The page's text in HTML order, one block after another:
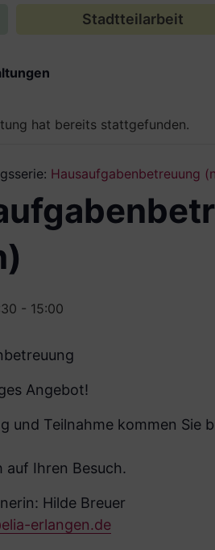
Stadtteilarbeit
hat bereits stattgefunden.
Hausaufgabenbetreuung
- 15:00
Angebot!
und Teilnahme kommen Sie
auf Ihren Besuch.
Hilde Breuer
erlangen.de